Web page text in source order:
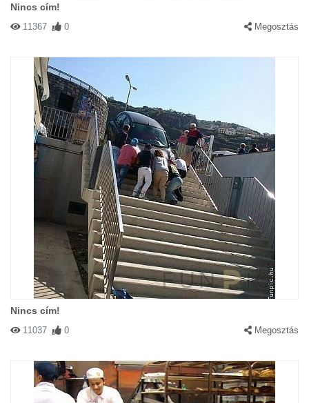
Nincs cím!
11367 0 Megosztás
Nincs cím!
11037 0 Megosztás